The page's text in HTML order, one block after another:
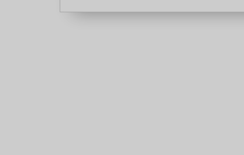
wieloletnie doświadczenie.